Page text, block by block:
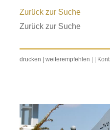
Zurück zur Suche
Zurück zur Suche
drucken | weiterempfehlen | |